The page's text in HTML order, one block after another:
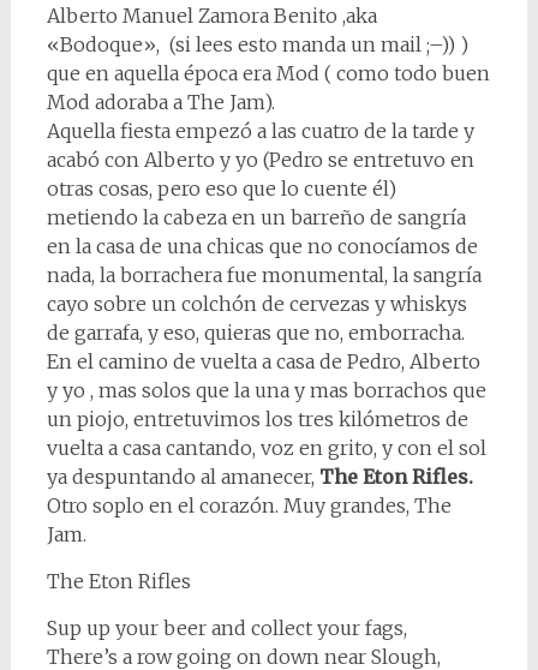
Alberto Manuel Zamora Benito ,aka
«Bodoque», (si lees esto manda un mail ;–)) )
que en aquella época era Mod ( como todo buen
Mod adoraba a The Jam).
Aquella fiesta empezó a las cuatro de la tarde y
acabó con Alberto y yo (Pedro se entretuvo en
otras cosas, pero eso que lo cuente él)
metiendo la cabeza en un barreño de sangría
en la casa de una chicas que no conocíamos de
nada, la borrachera fue monumental, la sangría
cayo sobre un colchón de cervezas y whiskys
de garrafa, y eso, quieras que no, emborracha.
En el camino de vuelta a casa de Pedro, Alberto
y yo , mas solos que la una y mas borrachos que
un piojo, entretuvimos los tres kilómetros de
vuelta a casa cantando, voz en grito, y con el sol
ya despuntando al amanecer, The Eton Rifles.
Otro soplo en el corazón. Muy grandes, The
Jam.
The Eton Rifles
Sup up your beer and collect your fags,
There’s a row going on down near Slough,